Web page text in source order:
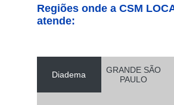
Regiões onde a CSM
atende:
Diadema
GRANDE SÃO
PAULO